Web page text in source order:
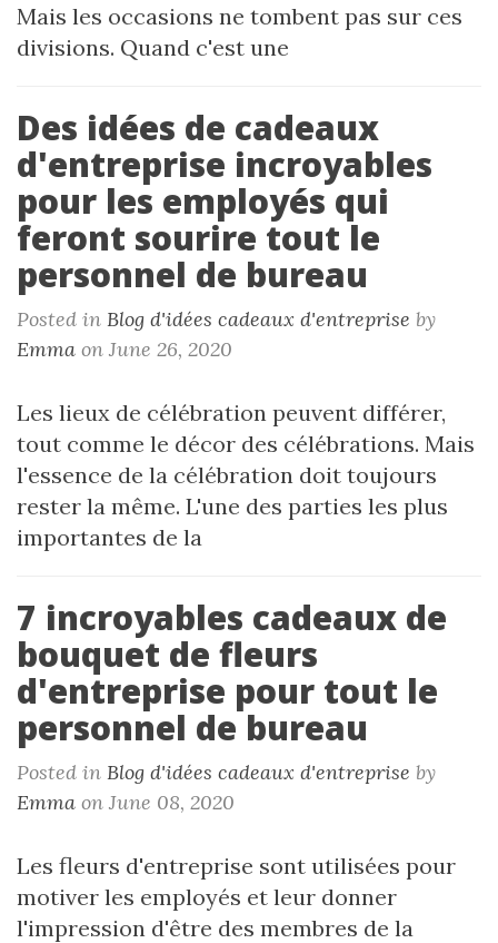
Mais les occasions ne tombent pas sur ces
divisions. Quand c'est une
Des idées de cadeaux
d'entreprise incroyables
pour les employés qui
feront sourire tout le
personnel de bureau
Posted in Blog d'idées cadeaux d'entreprise by
Emma on June 26, 2020
Les lieux de célébration peuvent différer,
tout comme le décor des célébrations. Mais
l'essence de la célébration doit toujours
rester la même. L'une des parties les plus
importantes de la
7 incroyables cadeaux de
bouquet de fleurs
d'entreprise pour tout le
personnel de bureau
Posted in Blog d'idées cadeaux d'entreprise by
Emma on June 08, 2020
Les fleurs d'entreprise sont utilisées pour
motiver les employés et leur donner
l'impression d'être des membres de la